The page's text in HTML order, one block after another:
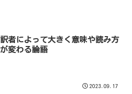
訳者によって大きく意味や読み方
が変わる論語
2023.09.17